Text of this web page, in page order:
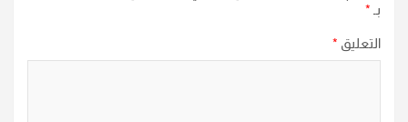
بـ *
التعليق *